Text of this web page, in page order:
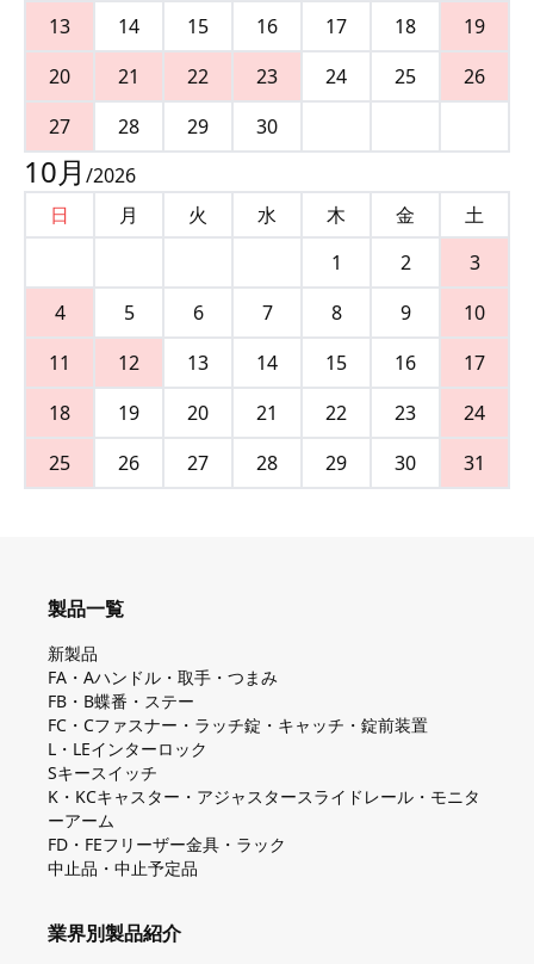
13
14 15 16 17 18
19
20
21 22 23 24 25
26
27
28 29 30
10月 /2026
日
月 火 水 木 金
土
1
2
3
4
5 6 7 8 9
10
11
12 13 14 15 16
17
18
19 20 21 22 23
24
25
26 27 28 29 30 31
製品一覧
新製品
FA・Aハンドル・取手・つまみ
FB・B蝶番・ステー
FC・Cファスナー・ラッチ錠・キャッチ・錠前装置
L・LEインターロック
Sキースイッチ
K・KCキャスター・アジャスタースライドレール・モニタ
ーアーム
FD・FEフリーザー金具・ラック
中止品・中止予定品
業界別製品紹介